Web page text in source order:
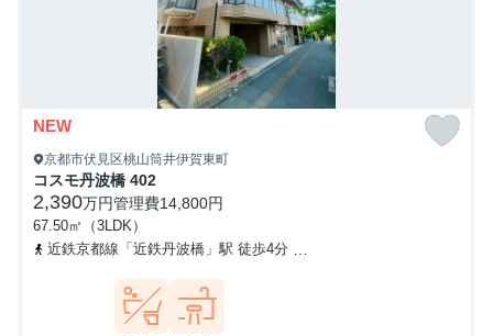
NEW
京都市伏見区桃山筒井伊賀東町
コスモ丹波橋 402
2,390万円管理費14,800円
67.50㎡（3LDK）
近鉄京都線「近鉄丹波橋」駅 徒歩4分